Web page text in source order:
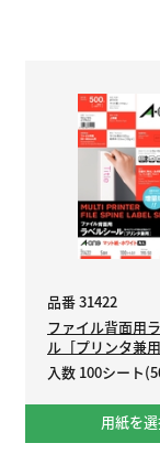
品番 31422
ファイル背面用
ル［プリンタ兼用
入数 100シート
用紙を